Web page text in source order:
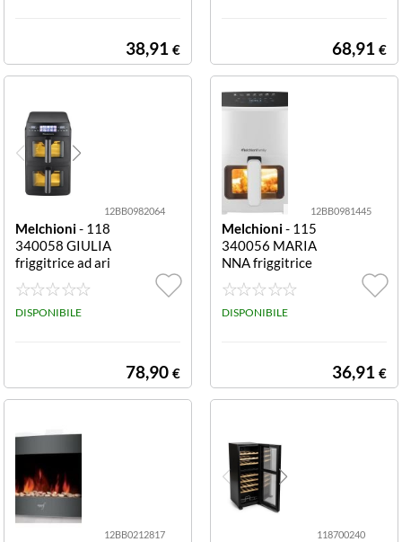
A 200C
38,91 € 68,91 €
12BB0982064
Melchioni- 118
340058 GIULIA
friggitrice ad ari
a 10 L 2600 W n
era Friggitrice a
d aria Melchioni
DISPONIBILE
78,90 €
12BB0981445
Melchioni- 115
340056 MARIA
NNA friggitrice
ad aria bianca 7
funzioni New
DISPONIBILE
36,91 €
12BB0212817 118700240